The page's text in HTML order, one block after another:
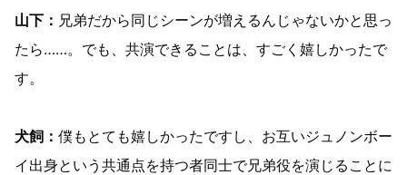
山下： 兄弟だから同じシーンが増えるんじゃないかと思っ
たら……。でも、共演できることは、すごく嬉しかったで
す。
犬飼： 僕もとても嬉しかったですし、お互いジュノンボー
イ出身という共通点を持つ者同士で兄弟役を演じることに